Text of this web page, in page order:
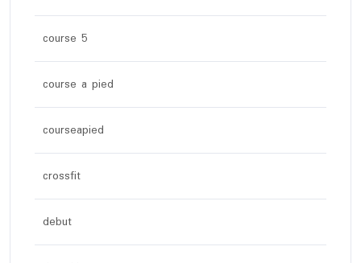
course 5
course a pied
courseapied
crossfit
debut